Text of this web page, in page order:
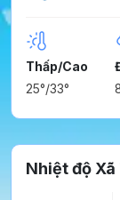
Thấp/Cao
25°/33°
Nhiệt độ Xã